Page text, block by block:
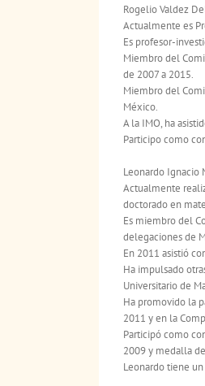
Rogelio Valdez
Actualmente es
Es profesor-
Miembro del
de 2007 a 2015.
Miembro del
México.
A la IMO, ha
Participo como
Leonardo Ignacio
Actualmente
doctorado en
Es miembro del
delegaciones de
En 2011 asistió
Ha impulsado
Universitario de
Ha promovido la
2011 y en la
Participó como
2009 y medalla
Leonardo tiene